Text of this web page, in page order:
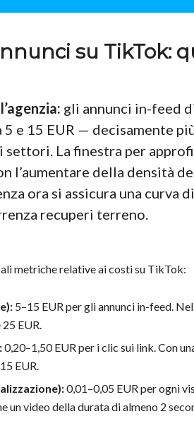
su TikTok:
gli annunci in-feed
5 e 15 EUR — decisamente
settori. La finestra per
l’aumentare della densità
ora si assicura una curva
recuperi terreno.
metriche relative ai costi su TikTok:
5–15 EUR per gli annunci in-feed.
EUR.
0,20–1,50 EUR per i clic sui link. Con
EUR.
0,01–0,05 EUR per ogni
un video della durata di almeno 2